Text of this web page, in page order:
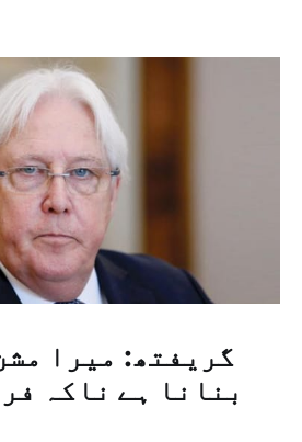
گریفتھ: میرا
بنانا ہے ناکہ